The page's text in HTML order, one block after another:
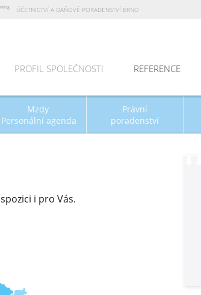
ÚČETNICTVÍ A DAŇOVÉ PORADENSTVÍ BRNO
PROFIL SPOLEČNOSTI REFERENCE
Mzdy
Personální agenda
Právní
poradenství
i pro Vás.